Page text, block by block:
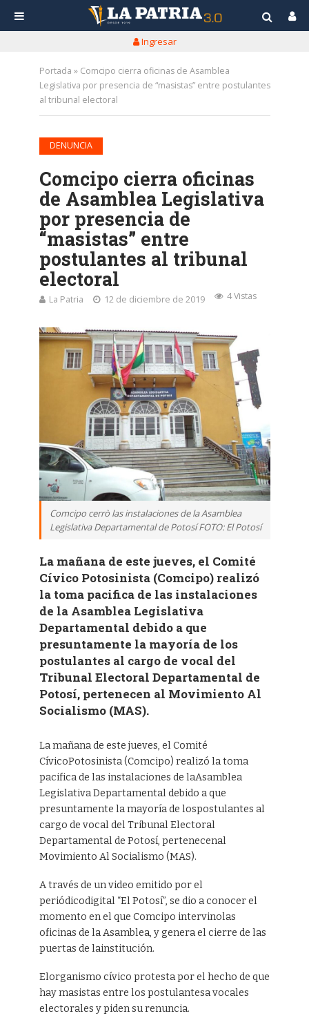
Ingresar
Portada » Comcipo cierra oficinas de Asamblea
Legislativa por presencia de “masistas” entre postulantes
al tribunal electoral
DENUNCIA
Comcipo cierra oficinas
de Asamblea Legislativa
por presencia de
“masistas” entre
postulantes al tribunal
electoral
La Patria 12 de diciembre de 2019 4 Vistas
Comcipo cerrò las instalaciones de la Asamblea
Legislativa Departamental de Potosí FOTO: El Potosí
La mañana de este jueves, el Comité
Cívico Potosinista (Comcipo) realizó
la toma pacifica de las instalaciones
de la Asamblea Legislativa
Departamental debido a que
presuntamente la mayoría de los
postulantes al cargo de vocal del
Tribunal Electoral Departamental de
Potosí, pertenecen al Movimiento Al
Socialismo (MAS).
La mañana de este jueves, el Comité
CívicoPotosinista (Comcipo) realizó la toma
pacifica de las instalaciones de laAsamblea
Legislativa Departamental debido a que
presuntamente la mayoría de lospostulantes al
cargo de vocal del Tribunal Electoral
Departamental de Potosí, pertenecenal
Movimiento Al Socialismo (MAS).
A través de un video emitido por el
periódicodigital “El Potosí”, se dio a conocer el
momento en el que Comcipo intervinolas
oficinas de la Asamblea, y genera el cierre de las
puertas de lainstitución.
Elorganismo cívico protesta por el hecho de que
hay masistas entre los postulantesa vocales
electorales y piden su renuncia.